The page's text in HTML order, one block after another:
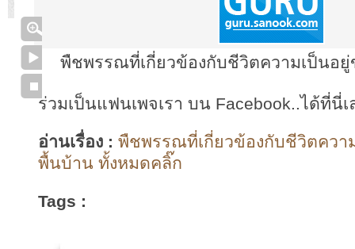
พืชพรรณที่เกี่ยวข้องกับชีวิตความเป็นอ
ร่วมเป็นแฟนเพจเรา บน Facebook..ได้ที่นี่เ
อ่านเรื่อง : พืชพรรณที่เกี่ยวข้องกับชีวิตควา
พื้นบ้าน ทั้งหมดคลิ๊ก
Tags :